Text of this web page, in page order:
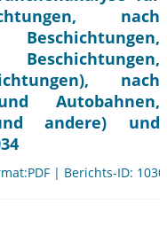
nach
nach
Autobahnen,
andere) und
| Berichts-ID: